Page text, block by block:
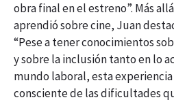
obra final en el estreno”. Más
aprendió sobre cine, Juan
“Pese a tener conocimientos
y sobre la inclusión tanto en lo
mundo laboral, esta
consciente de las dificultades